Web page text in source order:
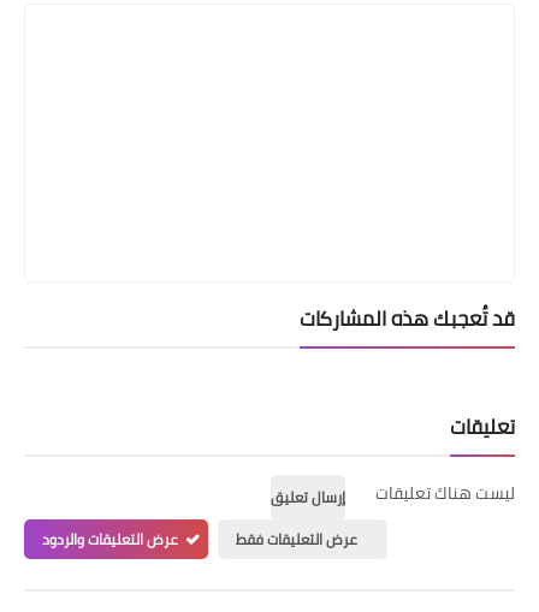
قد تُعجبك هذه المشاركات
تعليقات
ليست هناك تعليقات
إرسال تعليق
عرض التعليقات فقط
عرض التعليقات والردود